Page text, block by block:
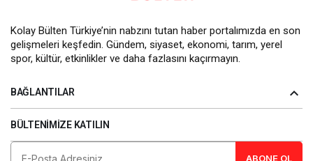
Kolay Bülten Türkiye’nin nabzını tutan haber portalımızda en son
gelişmeleri keşfedin. Gündem, siyaset, ekonomi, tarım, yerel
spor, kültür, etkinlikler ve daha fazlasını kaçırmayın.
BAĞLANTILAR
BÜLTENIMIZE KATILIN
ABONE OL